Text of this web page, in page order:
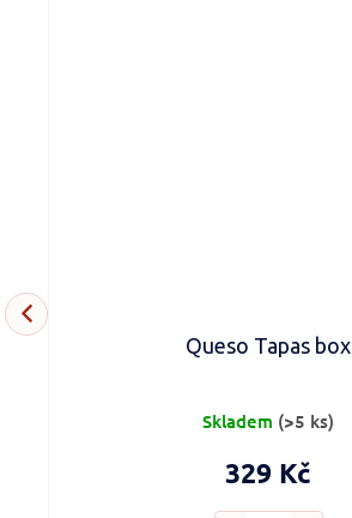
Queso Tapas box
329 Kč
Skladem (>5 ks)